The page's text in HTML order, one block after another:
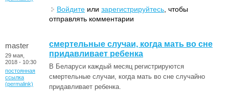
Войдите или зарегистрируйтесь , чтобы
отправлять комментарии
master
29 мая,
2018 - 10:30
постоянная
ссылка
(permalink)
смертельные случаи, когда мать во сне
придавливает ребенка
В Беларуси каждый месяц регистрируются
смертельные случаи, когда мать во сне случайно
придавливает ребенка.